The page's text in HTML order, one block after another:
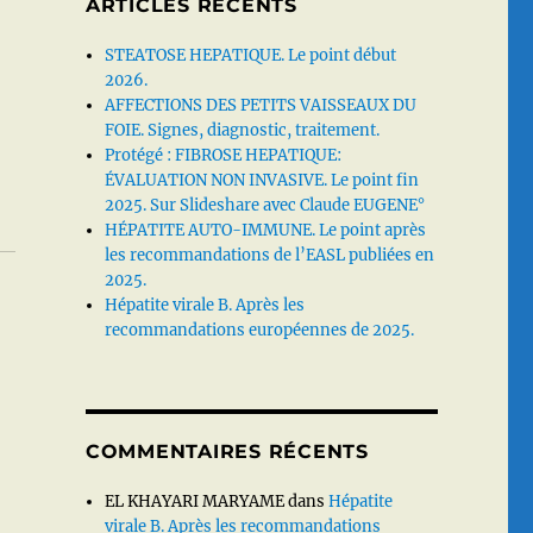
ARTICLES RÉCENTS
STEATOSE HEPATIQUE. Le point début
2026.
AFFECTIONS DES PETITS VAISSEAUX DU
FOIE. Signes, diagnostic, traitement.
Protégé : FIBROSE HEPATIQUE:
ÉVALUATION NON INVASIVE. Le point fin
2025. Sur Slideshare avec Claude EUGENE°
HÉPATITE AUTO-IMMUNE. Le point après
les recommandations de l’EASL publiées en
2025.
Hépatite virale B. Après les
recommandations européennes de 2025.
COMMENTAIRES RÉCENTS
EL KHAYARI MARYAMEdansHépatite
virale B. Après les recommandations